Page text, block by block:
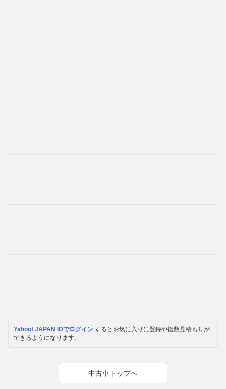
Yahoo! JAPAN IDでログイン するとお気に入りに登録や複数見積もりが
できるようになります。
中古車トップへ